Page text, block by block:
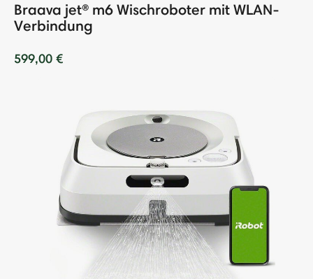
Braava jet® m6 Wischroboter mit WLAN-
Verbindung
599,00 €